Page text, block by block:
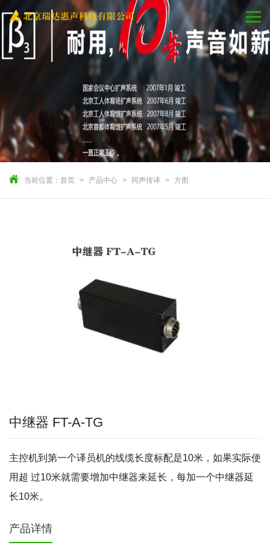
当前位置： 首页 产品中心 同声传译 方图
中继器 FT-A-TG
主控机到第一个译员机的线缆长度标配是10米，如果实际使
用超 过10米就需要增加中继器来延长，每加一个中继器延
长10米。
产品详情